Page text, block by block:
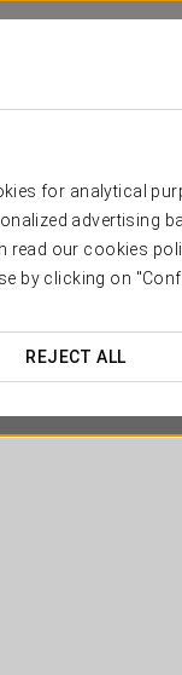
for analytical
advertising
our cookies
by clicking on
REJECT ALL